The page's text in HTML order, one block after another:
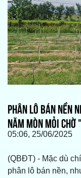
PHÂN LÔ BÁN NỀN
NĂM MÒN MỎI CHỜ
05:06, 25/06/2025
(QBĐT) - Mặc dù
phân lô bán nền,